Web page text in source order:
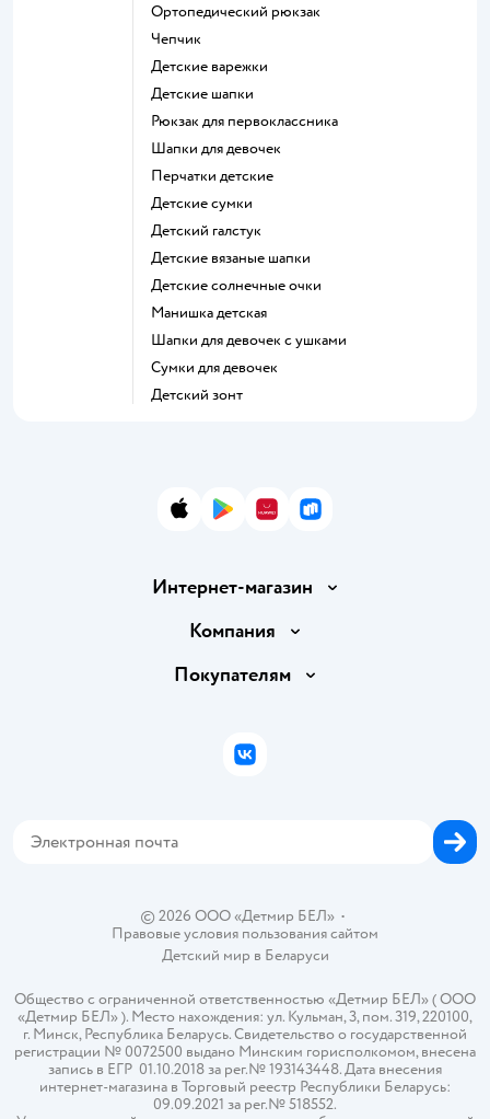
Ортопедический рюкзак
Чепчик
Детские варежки
Детские шапки
Рюкзак для первоклассника
Шапки для девочек
Перчатки детские
Детские сумки
Детский галстук
Детские вязаные шапки
Детские солнечные очки
Манишка детская
Шапки для девочек с ушками
Сумки для девочек
Детский зонт
App StoreGoogle Play
AppGallery
RuStore
Интернет-магазин
Доставка и оплата
Правила продажи
Политика использования файлов cookie
Компания
Вакансии
Покупателям
Бонусные карты
© 2026 ООО «Детмир БЕЛ»•
Правовые условия пользования сайтом
Детский мир в Беларуси
Общество с ограниченной ответственностью «Детмир БЕЛ» ( ООО
«Детмир БЕЛ» ). Место нахождения: ул. Кульман, 3, пом. 319, 220100,
г. Минск, Республика Беларусь. Свидетельство о государственной
регистрации № 0072500 выдано Минским горисполкомом, внесена
запись в ЕГР 01.10.2018 за рег.№ 193143448. Дата внесения
интернет-магазина в Торговый реестр Республики Беларусь:
09.09.2021 за рег.№ 518552.
ВКонтакте